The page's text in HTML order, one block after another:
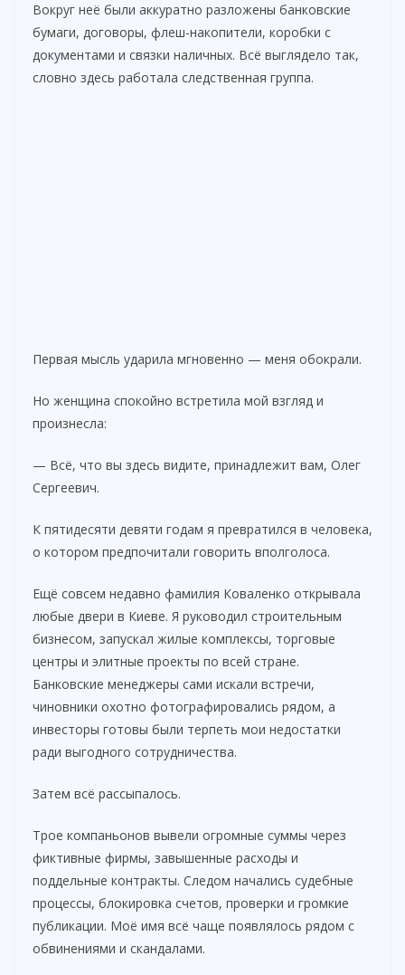
Вокруг неё были аккуратно разложены банковские
бумаги, договоры, флеш-накопители, коробки с
документами и связки наличных. Всё выглядело так,
словно здесь работала следственная группа.
Первая мысль ударила мгновенно — меня обокрали.
Но женщина спокойно встретила мой взгляд и
произнесла:
— Всё, что вы здесь видите, принадлежит вам, Олег
Сергеевич.
К пятидесяти девяти годам я превратился в человека,
о котором предпочитали говорить вполголоса.
Ещё совсем недавно фамилия Коваленко открывала
любые двери в Киеве. Я руководил строительным
бизнесом, запускал жилые комплексы, торговые
центры и элитные проекты по всей стране.
Банковские менеджеры сами искали встречи,
чиновники охотно фотографировались рядом, а
инвесторы готовы были терпеть мои недостатки
ради выгодного сотрудничества.
Затем всё рассыпалось.
Трое компаньонов вывели огромные суммы через
фиктивные фирмы, завышенные расходы и
поддельные контракты. Следом начались судебные
процессы, блокировка счетов, проверки и громкие
публикации. Моё имя всё чаще появлялось рядом с
обвинениями и скандалами.